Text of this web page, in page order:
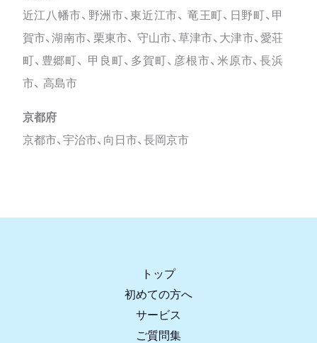
近江八幡市、野洲市、東近江市、 竜王町、日野町、甲
賀市、湖南市、栗東市、 守山市、草津市、大津市、愛荘
町、豊郷町、 甲良町、多賀町、彦根市、米原市、長浜
市、 高島市
京都府
京都市、宇治市、向日市、長岡京市
トップ
初めての方へ
サービス
ご質問集